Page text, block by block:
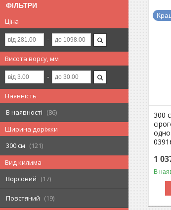
ФІЛЬТРИ
Ціна
Висота ворсу, мм
Наявність
В наявності
86
Ширина доріжки
300 см
121
Вид килима
Ворсовий
17
Повстяний
19
300
1
В